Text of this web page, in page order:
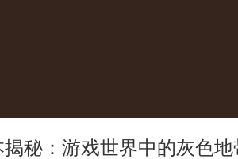
秘：游戏世界中的灰色